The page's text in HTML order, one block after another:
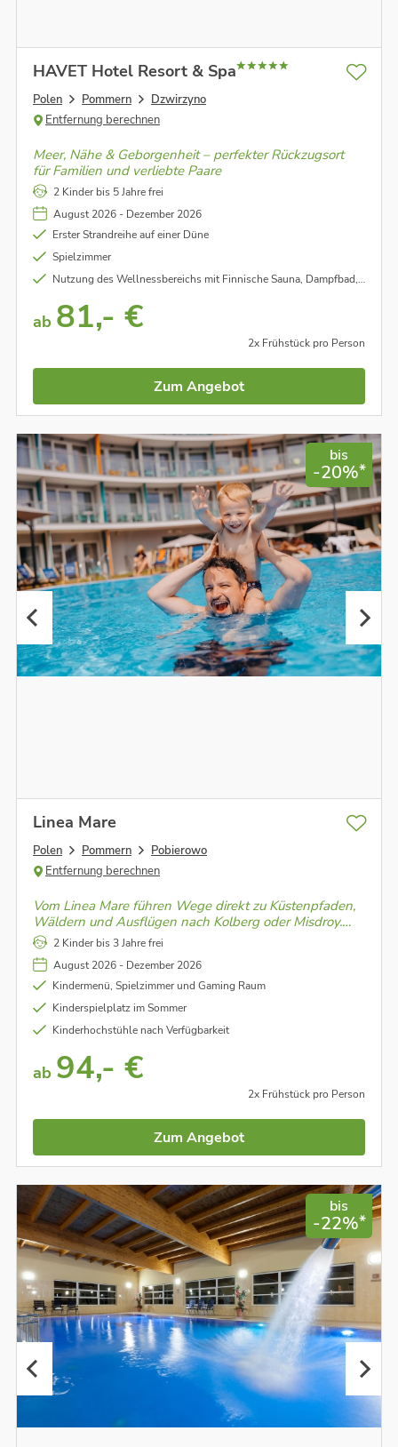
HAVET Hotel Resort & Spa
Polen Pommern
Dzwirzyno
Entfernung berechnen
Meer, Nähe & Geborgenheit – perfekter Rückzugsort
für Familien und verliebte Paare
2 Kinder bis 5 Jahre frei
August 2026 - Dezember 2026
Erster Strandreihe auf einer Düne
Spielzimmer
Nutzung des Wellnessbereichs mit Finnische Sauna, Dampfbad, Ruheraum, Caldarium, Salzgrotte und Erlebnisdusche
ab 81,- €
2x Frühstück pro Person
Zum Angebot
bis
-20%*
Linea Mare
Polen Pommern
Pobierowo
Entfernung berechnen
Vom Linea Mare führen Wege direkt zu Küstenpfaden,
Wäldern und Ausflügen nach Kolberg oder Misdroy.
Moderne Eleganz trifft auf Ostseeenergie – perfekt für
Tage voller Bewegung, Licht und neuer Eindrücke.
2 Kinder bis 3 Jahre frei
August 2026 - Dezember 2026
Kindermenü, Spielzimmer und Gaming Raum
Kinderspielplatz im Sommer
Kinderhochstühle nach Verfügbarkeit
ab 94,- €
2x Frühstück pro Person
Zum Angebot
bis
-22%*